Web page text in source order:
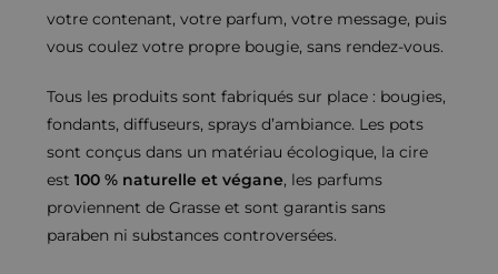
votre contenant, votre parfum, votre message, puis
vous coulez votre propre bougie, sans rendez-vous.
Tous les produits sont fabriqués sur place : bougies,
fondants, diffuseurs, sprays d’ambiance. Les pots
sont conçus dans un matériau écologique, la cire
est100 % naturelle et végane, les parfums
proviennent de Grasse et sont garantis sans
paraben ni substances controversées.